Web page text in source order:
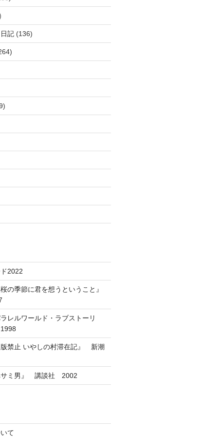
記(136)
2022
の季節に君を想うということ』
レルワールド・ラブストーリ
禁止 いやしの村滞在記』 新潮
ミ男』 講談社 2002
て